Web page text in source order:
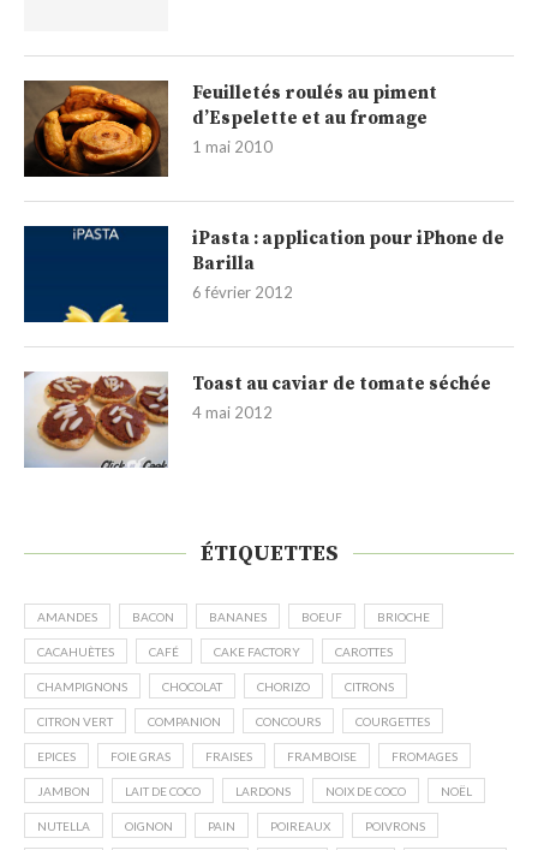
Feuilletés roulés au piment
d’Espelette et au fromage
1 mai 2010
iPasta : application pour iPhone de
Barilla
6 février 2012
Toast au caviar de tomate séchée
4 mai 2012
ÉTIQUETTES
AMANDES BACON BANANES BOEUF BRIOCHE
CACAHUÈTES CAFÉ CAKE FACTORY CAROTTES
CHAMPIGNONS CHOCOLAT CHORIZO CITRONS
CITRON VERT COMPANION CONCOURS COURGETTES
EPICES FOIE GRAS FRAISES FRAMBOISE FROMAGES
JAMBON LAIT DE COCO LARDONS NOIX DE COCO NOËL
NUTELLA OIGNON PAIN POIREAUX POIVRONS